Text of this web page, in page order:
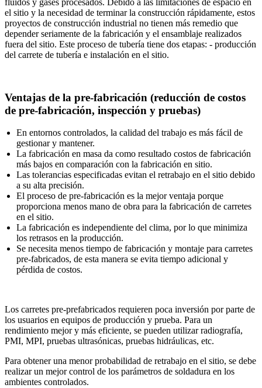
el sitio y la necesidad de terminar la construcción rápidamente, estos
proyectos de construcción industrial no tienen más remedio que
depender seriamente de la fabricación y el ensamblaje realizados
fuera del sitio. Este proceso de tubería tiene dos etapas: - producción
del carrete de tubería e instalación en el sitio.
Ventajas de la pre-fabricación (reducción de costos
de pre-fabricación, inspección y pruebas)
En entornos controlados, la calidad del trabajo es más fácil de
gestionar y mantener.
La fabricación en masa da como resultado costos de fabricación
más bajos en comparación con la fabricación en sitio.
Las tolerancias especificadas evitan el retrabajo en el sitio debido
a su alta precisión.
El proceso de pre-fabricación es la mejor ventaja porque
proporciona menos mano de obra para la fabricación de carretes
en el sitio.
La fabricación es independiente del clima, por lo que minimiza
los retrasos en la producción.
Se necesita menos tiempo de fabricación y montaje para carretes
pre-fabricados, de esta manera se evita tiempo adicional y
pérdida de costos.
Los carretes pre-prefabricados requieren poca inversión por parte de
los usuarios en equipos de producción y prueba. Para un
rendimiento mejor y más eficiente, se pueden utilizar radiografía,
PMI, MPI, pruebas ultrasónicas, pruebas hidráulicas, etc.
Para obtener una menor probabilidad de retrabajo en el sitio, se debe
realizar un mejor control de los parámetros de soldadura en los
ambientes controlados.